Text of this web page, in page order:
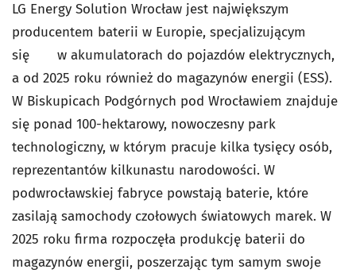
LG Energy Solution Wrocław jest największym
producentem baterii w Europie, specjalizującym
się w akumulatorach do pojazdów elektrycznych,
a od 2025 roku również do magazynów energii (ESS).
W Biskupicach Podgórnych pod Wrocławiem znajduje
się ponad 100-hektarowy, nowoczesny park
technologiczny, w którym pracuje kilka tysięcy osób,
reprezentantów kilkunastu narodowości. W
podwrocławskiej fabryce powstają baterie, które
zasilają samochody czołowych światowych marek. W
2025 roku firma rozpoczęła produkcję baterii do
magazynów energii, poszerzając tym samym swoje